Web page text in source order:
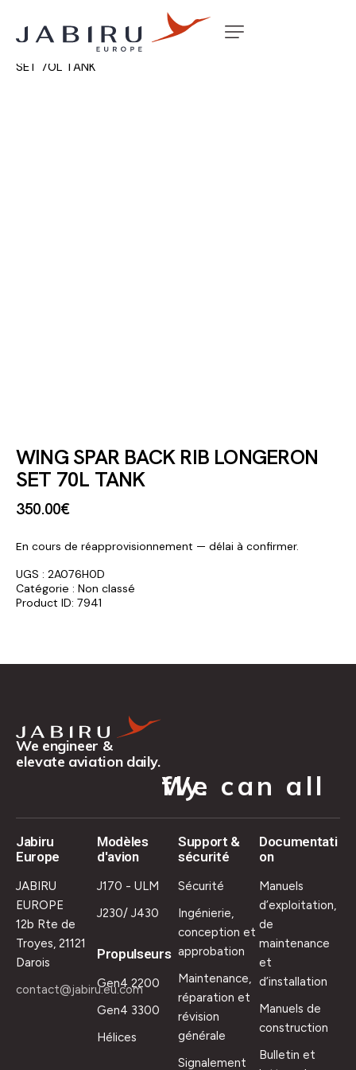
Accueil Non classé
SET 70L TANK
WING SPAR BACK RIB LONGERON
SET 70L TANK
350.00€
En cours de réapprovisionnement — délai à confirmer.
UGS : 2A076H0D
Catégorie : Non classé
Product ID: 7941
We engineer &
elevate aviation daily.
We can all fly.
Jabiru
Europe
JABIRU
EUROPE
12b Rte de
Troyes, 21121
Darois
contact@jabiru.eu.com
Modèles
d'avion
J170 - ULM
J230/ J430
Propulseurs
Gen4 2200
Gen4 3300
Hélices
Support &
sécurité
Sécurité
Ingénierie,
conception et
approbation
Maintenance,
réparation et
révision
générale
Signalement
Documentati
on
Manuels
d’exploitation,
de
maintenance
et
d’installation
Manuels de
construction
Bulletin et